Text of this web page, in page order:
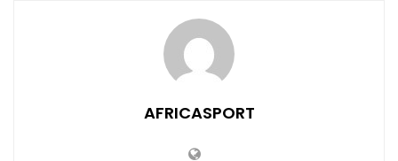
AFRICASPORT